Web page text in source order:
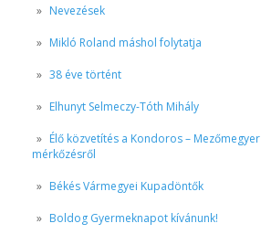
Nevezések
Mikló Roland máshol folytatja
38 éve történt
Elhunyt Selmeczy-Tóth Mihály
Élő közvetítés a Kondoros – Mezőmegyer
mérkőzésről
Békés Vármegyei Kupadöntők
Boldog Gyermeknapot kívánunk!